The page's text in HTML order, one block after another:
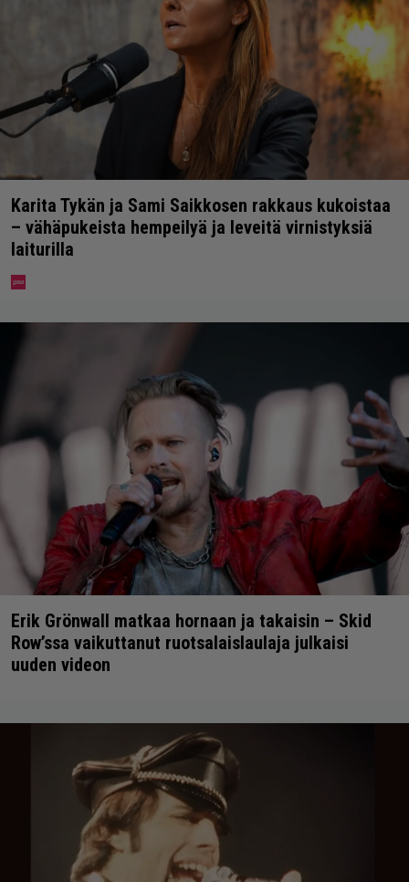
Karita Tykän ja Sami Saikkosen rakkaus kukoistaa
– vähäpukeista hempeilyä ja leveitä virnistyksiä
laiturilla
Erik Grönwall matkaa hornaan ja takaisin – Skid
Row’ssa vaikuttanut ruotsalaislaulaja julkaisi
uuden videon